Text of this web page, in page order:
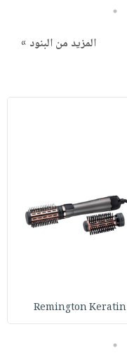
5
المزيد من البنود »
Remington Keratin
5